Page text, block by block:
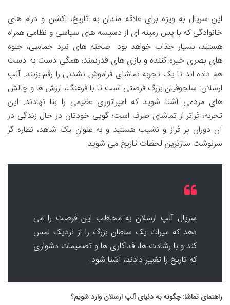
این سریال به ویژه برای علاقه مندان به تاریخ، اکشن و درام های
خانوادگی که با پس زمینه ای از دسیسه های سیاسی و نظامی همراه
هستند، بسیار جذاب خواهد بود. صحنه های نبرد حماسی، جلوه
های بصری خیره کننده و بازی های قدرتمند، همگی دست به دست
هم داده اند تا یک تجربه تماشای فراموش نشدنی را رقم بزنند. آلپ
ارسلان: سلجوقیان بزرگ فرصتی است تا با فرهنگ، ارزش ها و چالش
های مردمی آشنا شوید که امپراتوری عظیمی را بنا نهادند. این
تجربه، فراتر از تماشای صرف است؛ گویی خودتان در حال زندگی در
آن دوران پر فراز و نشیب هستید و به عنوان یک شاهد، نظاره گر
سرنوشت سازترین لحظات تاریخ می شوید.
سریال آلپ ارسلان به مخاطب این فرصت را می
دهد که میراث یک سلطان بزرگ را از نزدیک لمس
کند و با رشادت ها، فداکاری ها و تصمیمات دشواری
که تاریخ را تغییر دادند، آشنا شود.
راهنمای تماشا: چگونه به دنیای آلپ ارسلان وارد شویم؟